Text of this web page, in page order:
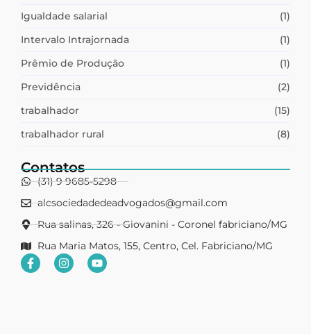
Igualdade salarial
(1)
Intervalo Intrajornada
(1)
Prêmio de Produção
(1)
Previdência
(2)
trabalhador
(15)
trabalhador rural
(8)
Contatos
(31) 9 9685-5298
alcsociedadedeadvogados@gmail.com
Rua salinas, 326 - Giovanini - Coronel fabriciano/MG
Rua Maria Matos, 155, Centro, Cel. Fabriciano/MG